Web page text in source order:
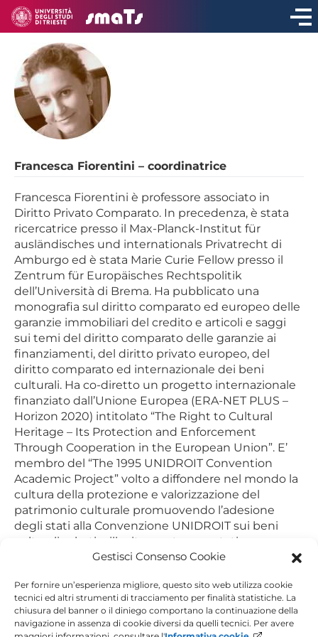
Gestisci Consenso Cookie
Per fornire un’esperienza migliore, questo sito web utilizza cookie
tecnici ed altri strumenti di tracciamento per finalità statistiche. La
chiusura del banner o il diniego comportano la continuazione della
navigazione in assenza di cookie diversi da quelli tecnici. Per avere
Francesca Fiorentini – coordinatrice
Francesca Fiorentini è professore associato in
Diritto Privato Comparato. In precedenza, è stata
ricercatrice presso il Max-Planck-Institut für
ausländisches und internationals Privatrecht di
Amburgo ed è stata Marie Curie Fellow presso il
Zentrum für Europäisches Rechtspolitik
dell’Università di Brema. Ha pubblicato una
monografia sul diritto comparato ed europeo delle
garanzie immobiliari del credito e articoli e saggi
sui temi del diritto comparato delle garanzie ai
finanziamenti, del diritto privato europeo, del
diritto comparato ed internazionale dei beni
culturali. Ha co-diretto un progetto internazionale
finanziato dall’Unione Europea (ERA-NET PLUS –
Horizon 2020) intitolato “The Right to Cultural
Heritage – Its Protection and Enforcement
Through Cooperation in the European Union”. E’
membro del “The 1995 UNIDROIT Convention
Academic Project” volto a diffondere nel mondo la
cultura della protezione e valorizzazione del
patrimonio culturale promuovendo l’adesione
degli stati alla Convenzione UNIDROIT sui beni
culturali rubati o illecitamente esportati.
Navigazione
Paolo Bernardis